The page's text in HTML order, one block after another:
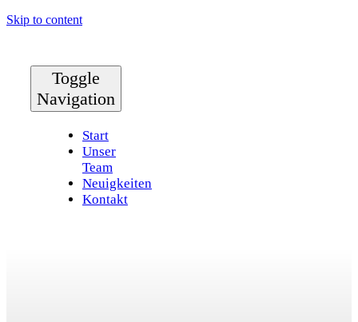
Skip to content
Toggle
Navigation
Start
Unser
Team
Neuigkeiten
Kontakt